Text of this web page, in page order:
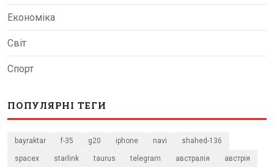
Економіка
Світ
Спорт
ПОПУЛЯРНІ ТЕГИ
bayraktar f-35 g20 iphone navi shahed-136
spacex starlink taurus telegram австралія австрія